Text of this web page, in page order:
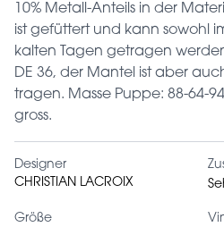
10% Metall-Anteils in der
ist gefüttert und kann sowohl
kalten Tagen getragen
DE 36, der Mantel ist aber
tragen. Masse Puppe: 88-64-
gross.
Designer
CHRISTIAN LACROIX
Größe